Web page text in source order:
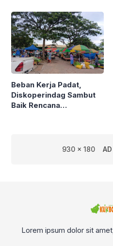
Kalimantan
Beban Kerja Padat,
Diskoperindag Sambut
Baik Rencana
930 x 180
Lorem ipsum dolor sit